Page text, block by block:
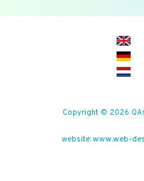
Copyright © 2026
website: www.web-